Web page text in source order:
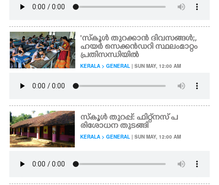
'സ്‌കൂൾ തുറക്കാൻ ദിവസങ്ങൾ;,
ഹയർ സെക്കൻഡറി സ്ഥലംമാറ്റം
പ്രതിസന്ധിയിൽ
KERALA > GENERAL | SUN MAY, 12:00 AM
സ്കൂൾ തുറപ്പ്: ഫിറ്റ്‌നസ് പ
രിശോധന തുടങ്ങി​
KERALA > GENERAL | SUN MAY, 12:00 AM